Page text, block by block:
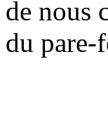
de nous
du pare-